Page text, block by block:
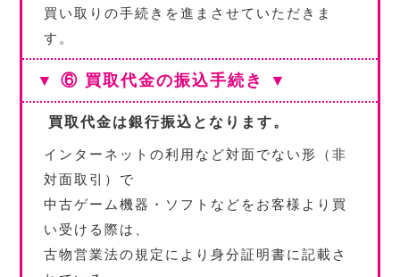
買い取りの手続きを進まさせていただきま
す。
▼ ⑥ 買取代金の振込手続き ▼
買取代金は銀行振込となります。
インターネットの利用など対面でない形（非
対面取引）で
中古ゲーム機器・ソフトなどをお客様より買
い受ける際は、
古物営業法の規定により身分証明書に記載さ